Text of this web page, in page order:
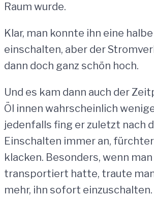
Raum wurde.
Klar, man konnte ihn eine
einschalten, aber der
dann doch ganz schön hoch.
Und es kam dann auch der
Öl innen wahrscheinlich
jedenfalls fing er zuletzt nach
Einschalten immer an,
klacken. Besonders, wenn
transportiert hatte, traute
mehr, ihn sofort einzuschalten.